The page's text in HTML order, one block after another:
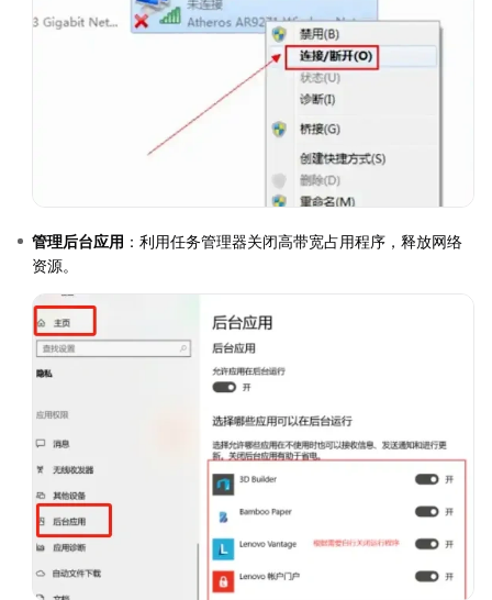
管理后台应用 ：利用任务管理器关闭高带宽占用程序，释放网络
资源。